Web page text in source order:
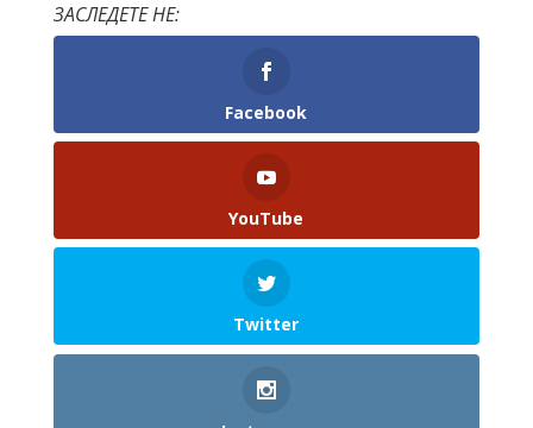
ЗАСЛЕДЕТЕ НЕ:
Facebook
YouTube
Twitter